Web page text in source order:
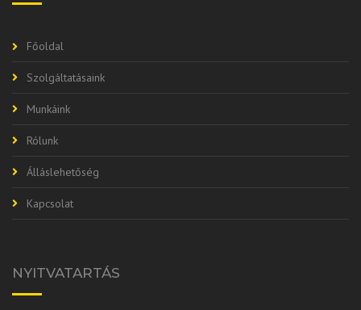
Főoldal
Szolgáltatásaink
Munkáink
Rólunk
Álláslehetőség
Kapcsolat
NYITVATARTÁS